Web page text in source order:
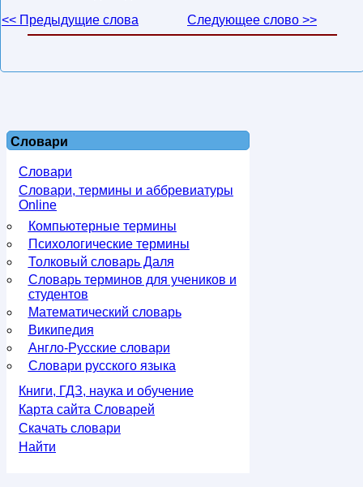
<< Предыдущие слова
Следующее слово >>
Словари
Словари
Словари, термины и аббревиатуры
Online
Компьютерные термины
Психологические термины
Толковый словарь Даля
Словарь терминов для учеников и
студентов
Математический словарь
Википедия
Англо-Русские словари
Словари русского языка
Книги, ГДЗ, наука и обучение
Карта сайта Словарей
Скачать словари
Найти